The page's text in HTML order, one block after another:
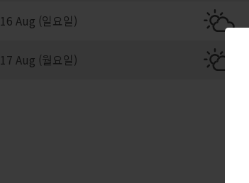
16 Aug (일요일)
17 Aug (월요일)